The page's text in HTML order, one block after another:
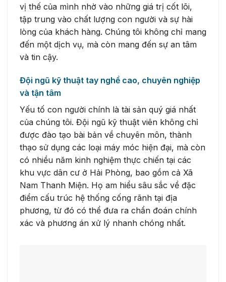
vị thế của mình nhờ vào những giá trị cốt lõi,
tập trung vào chất lượng con người và sự hài
lòng của khách hàng. Chúng tôi không chỉ mang
đến một dịch vụ, mà còn mang đến sự an tâm
và tin cậy.
Đội ngũ kỹ thuật tay nghề cao, chuyên nghiệp
và tận tâm
Yếu tố con người chính là tài sản quý giá nhất
của chúng tôi. Đội ngũ kỹ thuật viên không chỉ
được đào tạo bài bản về chuyên môn, thành
thạo sử dụng các loại máy móc hiện đại, mà còn
có nhiều năm kinh nghiệm thực chiến tại các
khu vực dân cư ở Hải Phòng, bao gồm cả Xã
Nam Thanh Miện. Họ am hiểu sâu sắc về đặc
điểm cấu trúc hệ thống cống rãnh tại địa
phương, từ đó có thể đưa ra chẩn đoán chính
xác và phương án xử lý nhanh chóng nhất.